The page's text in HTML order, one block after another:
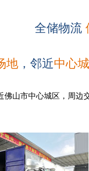
全储物流
地 ，邻近中心
山市中心城区，周